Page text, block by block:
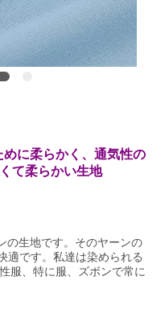
に柔らかく、通気性の
て柔らかい生地
の生地です。そのヤーンの
適です。私達は染められる
服、特に服、ズボンで常に